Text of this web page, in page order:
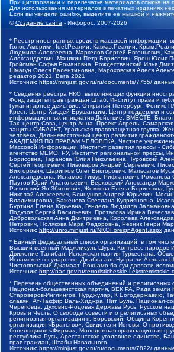
При цитировании и перепечатке материалов ссылка
Для использования материалов в печатных изданиях
Если вы увидели ошибку, выделите ее мышкой и
©Создание сайта - Инфорос, 2007-2026
* Реестр иностранных средств массовой информации,
Голос Америки, Idel.Реалии, Кавказ.Реалии,
Людмила Алексеевна, Маркелов Сергей Евгеньевич,
Александрович, Маняхин Петр Борисович, Ярош Юлия
Гройсман Софья Романовна, Рождественский Илья
Шмагун Олеся Валентиновна, Мароховская Алеся
редактор 2021, Вега 2021
Источник: https://minjust.gov.ru/ru/documents/7755/
* Сведения реестра НКО, выполняющих функции
Фонд защиты прав граждан Штаб, Институт права и
Гуманитарное действие, Открытый Петербург, Феникс
Крест, Центр Хасдей Ерушалаим, Центр поддержки и
информационных инициатив Действие, ВМЕСТЕ,
Так, центр Сова, центр Анна, Проект Апрель,
защиты СИБАЛЬТ, Уральская правозащитная группа,
человека, Дальневосточный центр развития
АКАДЕМИЯ ПО ПРАВАМ ЧЕЛОВЕКА, Частное учреждение
Массовой Информации, Институт развития прессы -
агентство МЕМО. РУ, Институт региональной прессы,
Борисовна, Таранова Юлия Николаевна, Туровский
Сергей Георгиевич, Пивоваров Андрей Сергеевич,
Викторович, Шарипков Олег Викторович, Мальсагов
Александровна, Исламов Тимур Рифгатович,
Паутов Юрий Анатольевич, Верховский Александр
Рачинский Ян Збигневич, Жемкова Елена Борисовна,
Николай Алексеевич, Блинушов Андрей Юрьевич,
Владимировна, Баженова Светлана Куприяновна,
Буртина Елена Юрьевна, Гендель Людмила
Подузов Сергей Васильевич, Протасова Ирина
Добровольская Анна Дмитриевна, Королева
Петрович, Полякова Мара Федоровна, Резник Генри
Источник: http://unro.minjust.ru/NKOForeignAgent.aspx
* Единый федеральный список организаций, в том
Высший военный Маджлисуль Шура, Конгресс народов
Движение Талибан, Исламская партия Туркестана,
Исламское государство, Джабха аль-Нусра ли-Ахль
Чистопольский Джамаат, Рохнамо ба суи давлати
Источник: http://nac.gov.ru/terroristicheskie-i-ekstremistskie-
* Перечень общественных объединений и религиозных
Национал-большевистская партия, ВЕК РА, Рада
Староверов-Инглингов, Нурджулар, К Богодержавию,
славян, Ат-Такфир Валь-Хиджра, Пит Буль, Национал-
Череповца, Духовно-Родовая Держава Русь, Русское
Кровь и Честь, О свободе совести и о религиозных
религиозная организация п. Боровский, Община
организация «Братство», Свидетели Иеговы, О
болельщиков «Фирма», Молодежная правозащитная
республика Русь, Арестантское уголовное единство,
прав граждан, Штабы Навального
Источник: https://minjust.gov.ru/ru/documents/7822/